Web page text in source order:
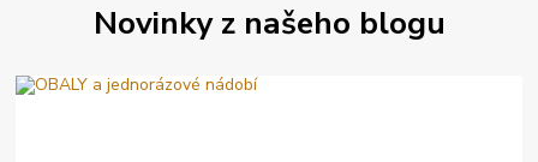
Novinky z našeho blogu